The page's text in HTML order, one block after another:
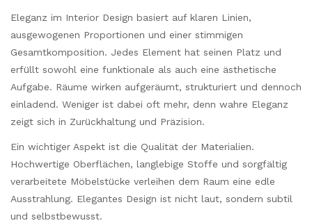
Eleganz im Interior Design basiert auf klaren Linien,
ausgewogenen Proportionen und einer stimmigen
Gesamtkomposition. Jedes Element hat seinen Platz und
erfüllt sowohl eine funktionale als auch eine ästhetische
Aufgabe. Räume wirken aufgeräumt, strukturiert und dennoch
einladend. Weniger ist dabei oft mehr, denn wahre Eleganz
zeigt sich in Zurückhaltung und Präzision.
Ein wichtiger Aspekt ist die Qualität der Materialien.
Hochwertige Oberflächen, langlebige Stoffe und sorgfältig
verarbeitete Möbelstücke verleihen dem Raum eine edle
Ausstrahlung. Elegantes Design ist nicht laut, sondern subtil
und selbstbewusst.